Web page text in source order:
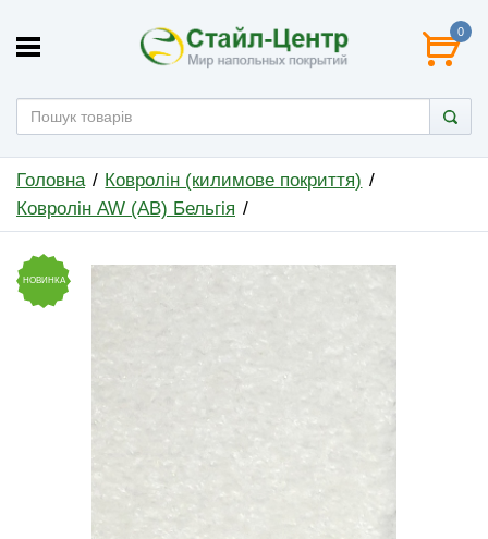
0
Головна
Ковролін (килимове покриття)
Ковролін AW (АВ) Бельгія
НОВИНКА